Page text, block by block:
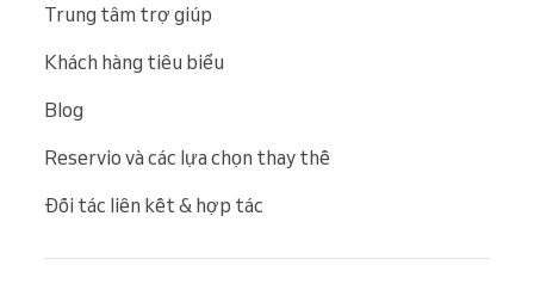
Trung tâm trợ giúp
Khách hàng tiêu biểu
Blog
Reservio và các lựa chọn thay thế
Đối tác liên kết & hợp tác